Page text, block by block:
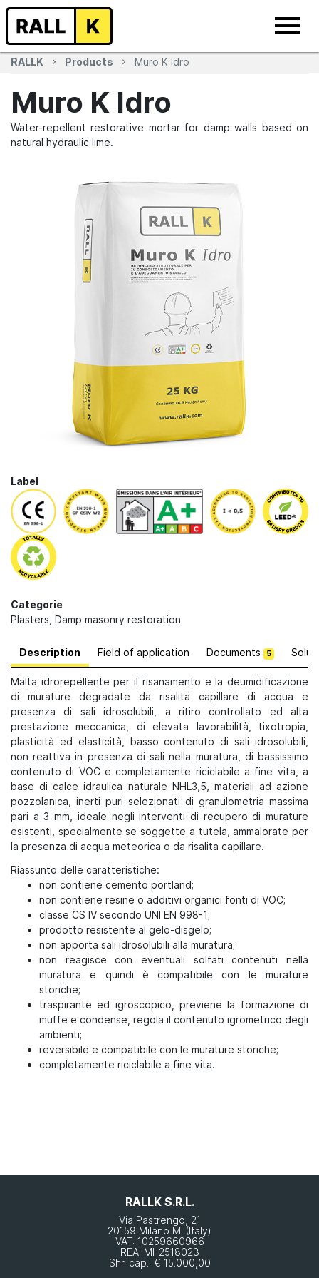
RALLK Products Muro K Idro
Muro K Idro
Water-repellent restorative mortar for damp walls based on
natural hydraulic lime.
Description Field of application Documents 5
Malta idrorepellente per il risanamento e la deumidificazione
di murature degradate da risalita capillare di acqua e
presenza di sali idrosolubili, a ritiro controllato ed alta
prestazione meccanica, di elevata lavorabilità, tixotropia,
plasticità ed elasticità, basso contenuto di sali idrosolubili,
non reattiva in presenza di sali nella muratura, di bassissimo
contenuto di VOC e completamente riciclabile a fine vita, a
base di calce idraulica naturale NHL3,5, materiali ad azione
pozzolanica, inerti puri selezionati di granulometria massima
pari a 3 mm, ideale negli interventi di recupero di murature
esistenti, specialmente se soggette a tutela, ammalorate per
la presenza di acqua meteorica o da risalita capillare.
Riassunto delle caratteristiche:
non contiene cemento portland;
non contiene resine o additivi organici fonti di VOC;
classe CS IV secondo UNI EN 998-1;
prodotto resistente al gelo-disgelo;
non apporta sali idrosolubili alla muratura;
non reagisce con eventuali solfati contenuti nella
muratura e quindi è compatibile con le murature
storiche;
traspirante ed igroscopico, previene la formazione di
muffe e condense, regola il contenuto igrometrico degli
ambienti;
reversibile e compatibile con le murature storiche;
completamente riciclabile a fine vita.
Label
Categorie
Plasters Damp masonry restoration
RALLK S.R.L.
Via Pastrengo, 21
20159 Milano MI (Italy)
VAT: 10259660966
REA: MI-2518023
Shr. cap.: € 15.000,00